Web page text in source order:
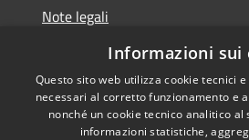
Note legali
Dichiarazione di accessibilità
Informazioni sui
Questo sito web utilizza cookie tecnici
necessari al corretto funzionamento e
nonché un cookie tecnico analitico
informazioni statistiche,